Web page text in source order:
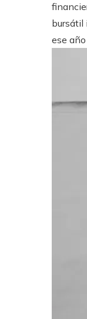
bursátil
ese